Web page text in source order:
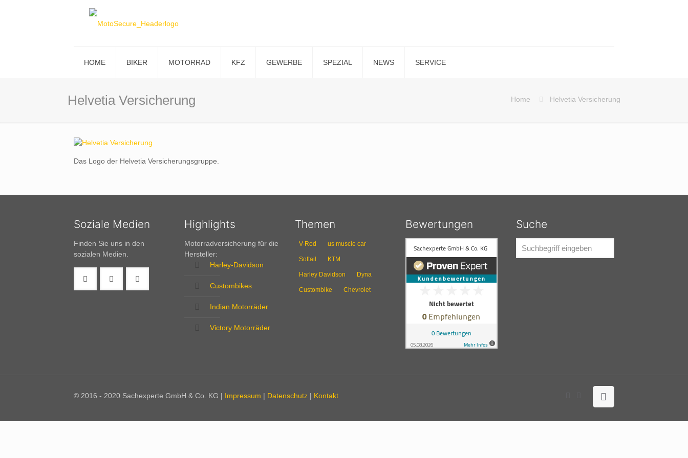
HOME BIKER MOTORRAD KFZ GEWERBE SPEZIAL NEWS SERVICE
Helvetia Versicherung Home Helvetia Versicherung
Das Logo der Helvetia Versicherungsgruppe.
Soziale Medien
Finden Sie uns in den
sozialen Medien.
Highlights
Motorradversicherung für die
Hersteller:
Harley-Davidson
Custombikes
Indian Motorräder
Victory Motorräder
Themen
V-Rod us muscle car
Softail KTM
Harley Davidson Dyna
Custombike Chevrolet
Bewertungen Suche
© 2016 - 2020 Sachexperte GmbH & Co. KG | Impressum | Datenschutz | Kontakt